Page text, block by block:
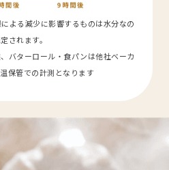
よる減少に影響するものは水分なの
されます。
バターロール・食パンは他社ベーカ
保管での計測となります